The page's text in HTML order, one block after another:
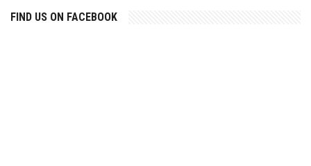
FIND US ON FACEBOOK